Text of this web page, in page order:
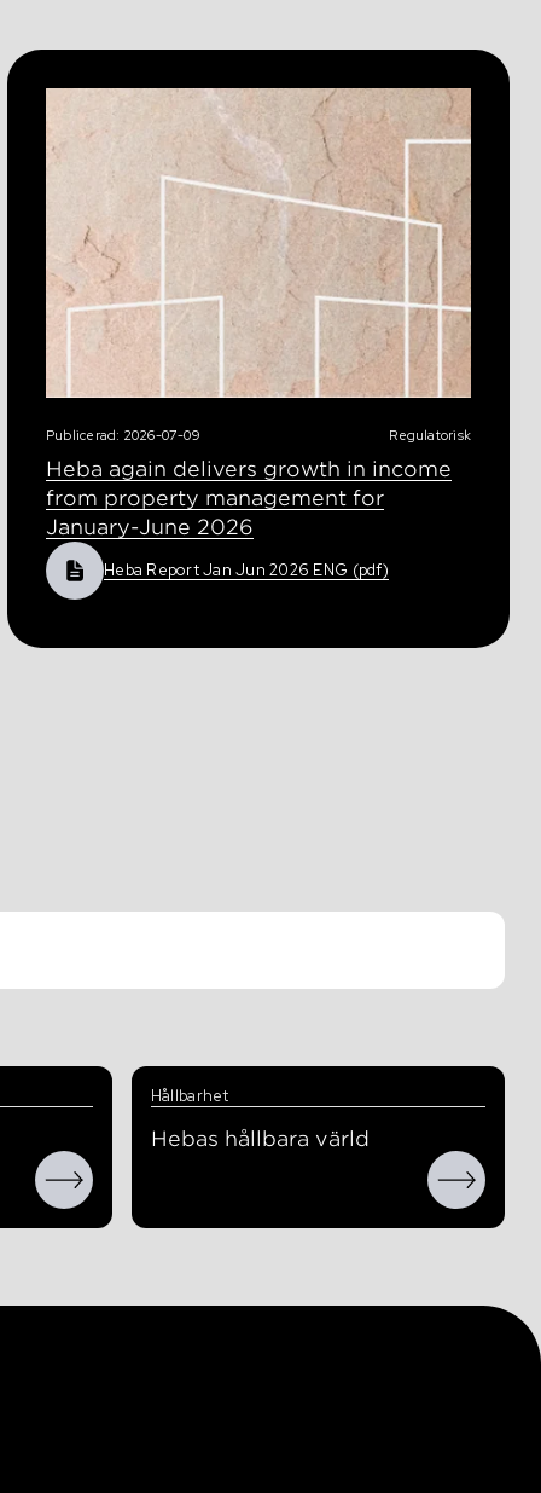
Publicerad: 2026-07-09 Regulatorisk
Heba again delivers growth in income
from property management for
January-June 2026
Heba Report Jan Jun 2026 ENG (pdf)
Hållbarhet
Hebas hållbara värld